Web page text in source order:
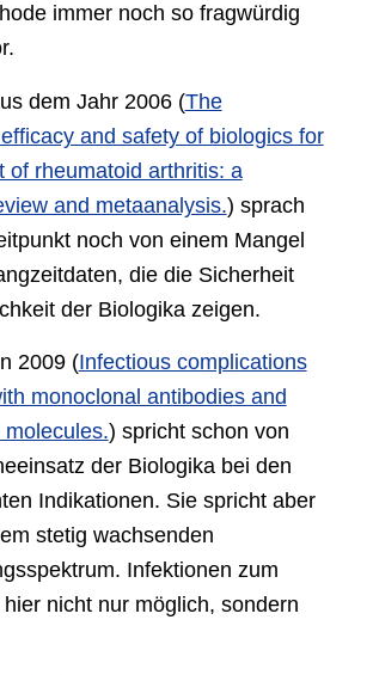
immer noch so fragwürdig
dem Jahr 2006 (The
and safety of biologics for
of rheumatoid arthritis: a
and metaanalysis.) sprach
noch von einem Mangel
die die Sicherheit
der Biologika zeigen.
2009 (Infectious complications
monoclonal antibodies and
) spricht schon von
der Biologika bei den
Indikationen. Sie spricht aber
stetig wachsenden
Infektionen zum
nicht nur möglich, sondern